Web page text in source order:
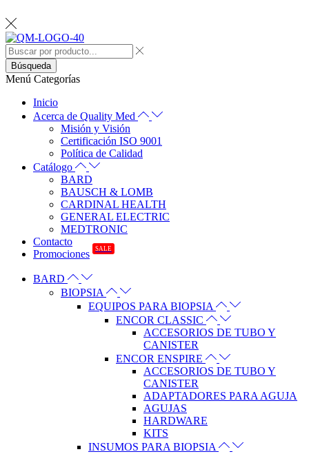
Búsqueda
Menú Categorías
Inicio
Acerca de Quality Med
Misión y Visión
Certificación ISO 9001
Política de Calidad
Catálogo
BARD
BAUSCH & LOMB
CARDINAL HEALTH
GENERAL ELECTRIC
MEDTRONIC
Contacto
Promociones
SALE
BARD
BIOPSIA
EQUIPOS PARA BIOPSIA
ENCOR CLASSIC
ACCESORIOS DE TUBO Y
CANISTER
ENCOR ENSPIRE
ACCESORIOS DE TUBO Y
CANISTER
ADAPTADORES PARA AGUJA
AGUJAS
HARDWARE
KITS
INSUMOS PARA BIOPSIA